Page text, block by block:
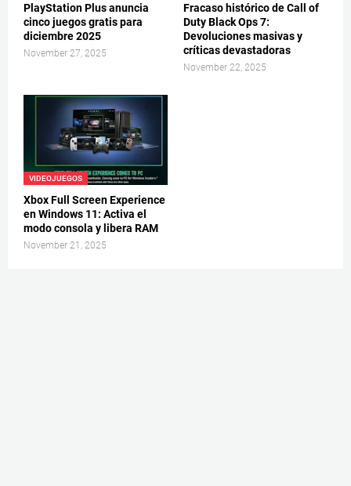
PlayStation Plus anuncia
cinco juegos gratis para
diciembre 2025
November 27, 2025
Fracaso histórico de Call of
Duty Black Ops 7:
Devoluciones masivas y
críticas devastadoras
November 22, 2025
VIDEOJUEGOS
Xbox Full Screen Experience
en Windows 11: Activa el
modo consola y libera RAM
November 21, 2025